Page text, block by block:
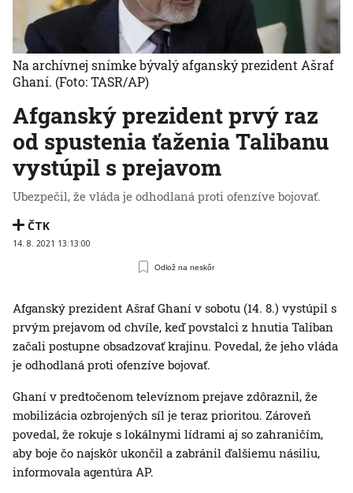
Afganský prezident prvý raz
od spustenia ťaženia Talibanu
vystúpil s prejavom
Ubezpečil, že vláda je odhodlaná proti ofenzíve bojovať.
ČTK
14. 8. 2021 13:13:00
Odlož na neskôr
Na archívnej snímke bývalý afganský prezident Ašraf
Ghaní. (Foto: TASR/AP)
Afganský prezident Ašraf Ghaní v sobotu (14. 8.) vystúpil s
prvým prejavom od chvíle, keď povstalci z hnutia Taliban
začali postupne obsadzovať krajinu. Povedal, že jeho vláda
je odhodlaná proti ofenzíve bojovať.
Ghaní v predtočenom televíznom prejave zdôraznil, že
mobilizácia ozbrojených síl je teraz prioritou. Zároveň
povedal, že rokuje s lokálnymi lídrami aj so zahraničím,
aby boje čo najskôr ukončil a zabránil ďalšiemu násiliu,
informovala agentúra AP.